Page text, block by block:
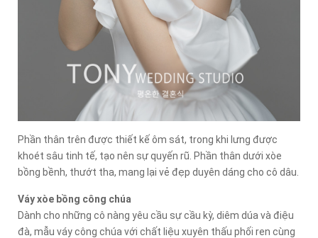
Phần thân trên được thiết kế ôm sát, trong khi lưng được
khoét sâu tinh tế, tạo nên sự quyến rũ. Phần thân dưới xòe
bồng bềnh, thướt tha, mang lại vẻ đẹp duyên dáng cho cô dâu.
Váy xòe bồng công chúa
Dành cho những cô nàng yêu cầu sự cầu kỳ, diêm dúa và điệu
đà, mẫu váy công chúa với chất liệu xuyên thấu phối ren cùng